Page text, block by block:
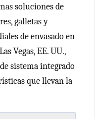
soluciones de
galletas y
de envasado en
Vegas, EE. UU.,
sistema integrado
que llevan la